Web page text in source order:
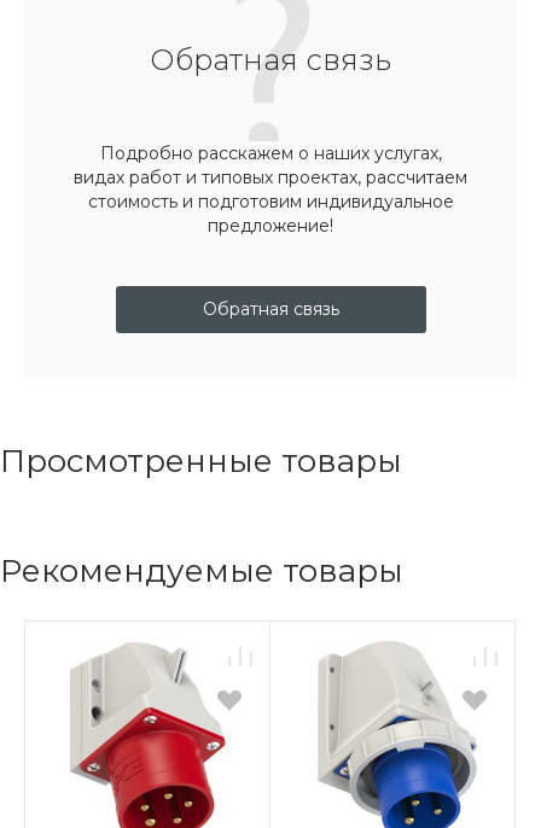
Обратная связь
Подробно расскажем о наших услугах,
видах работ и типовых проектах, рассчитаем
стоимость и подготовим индивидуальное
предложение!
Обратная связь
Просмотренные товары
Рекомендуемые товары